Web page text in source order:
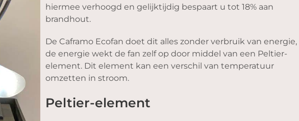
hiermee verhoogd en gelijktijdig bespaart u tot 18% aan
brandhout.
De Caframo Ecofan doet dit alles zonder verbruik van energie,
de energie wekt de fan zelf op door middel van een Peltier-
element. Dit element kan een verschil van temperatuur
omzetten in stroom.
Peltier-element